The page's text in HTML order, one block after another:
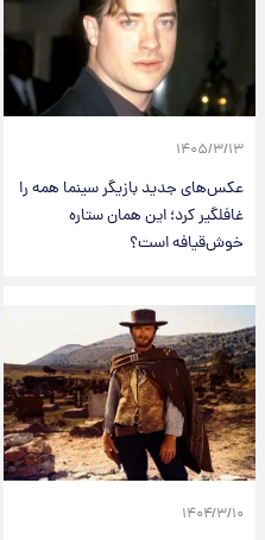
۱۴۰۵/۳/۱۳
عکس‌های جدید بازیگر سینما همه را
غافلگیر کرد؛ این همان ستاره
خوش‌قیافه است؟
۱۴۰۴/۳/۱۰